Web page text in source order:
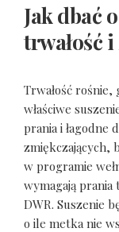
Jak dbać
trwałość
Trwałość
właściwe
prania i łagodne
zmiękczających,
w programie
wymagają
DWR. Suszenie
o ile metka nie